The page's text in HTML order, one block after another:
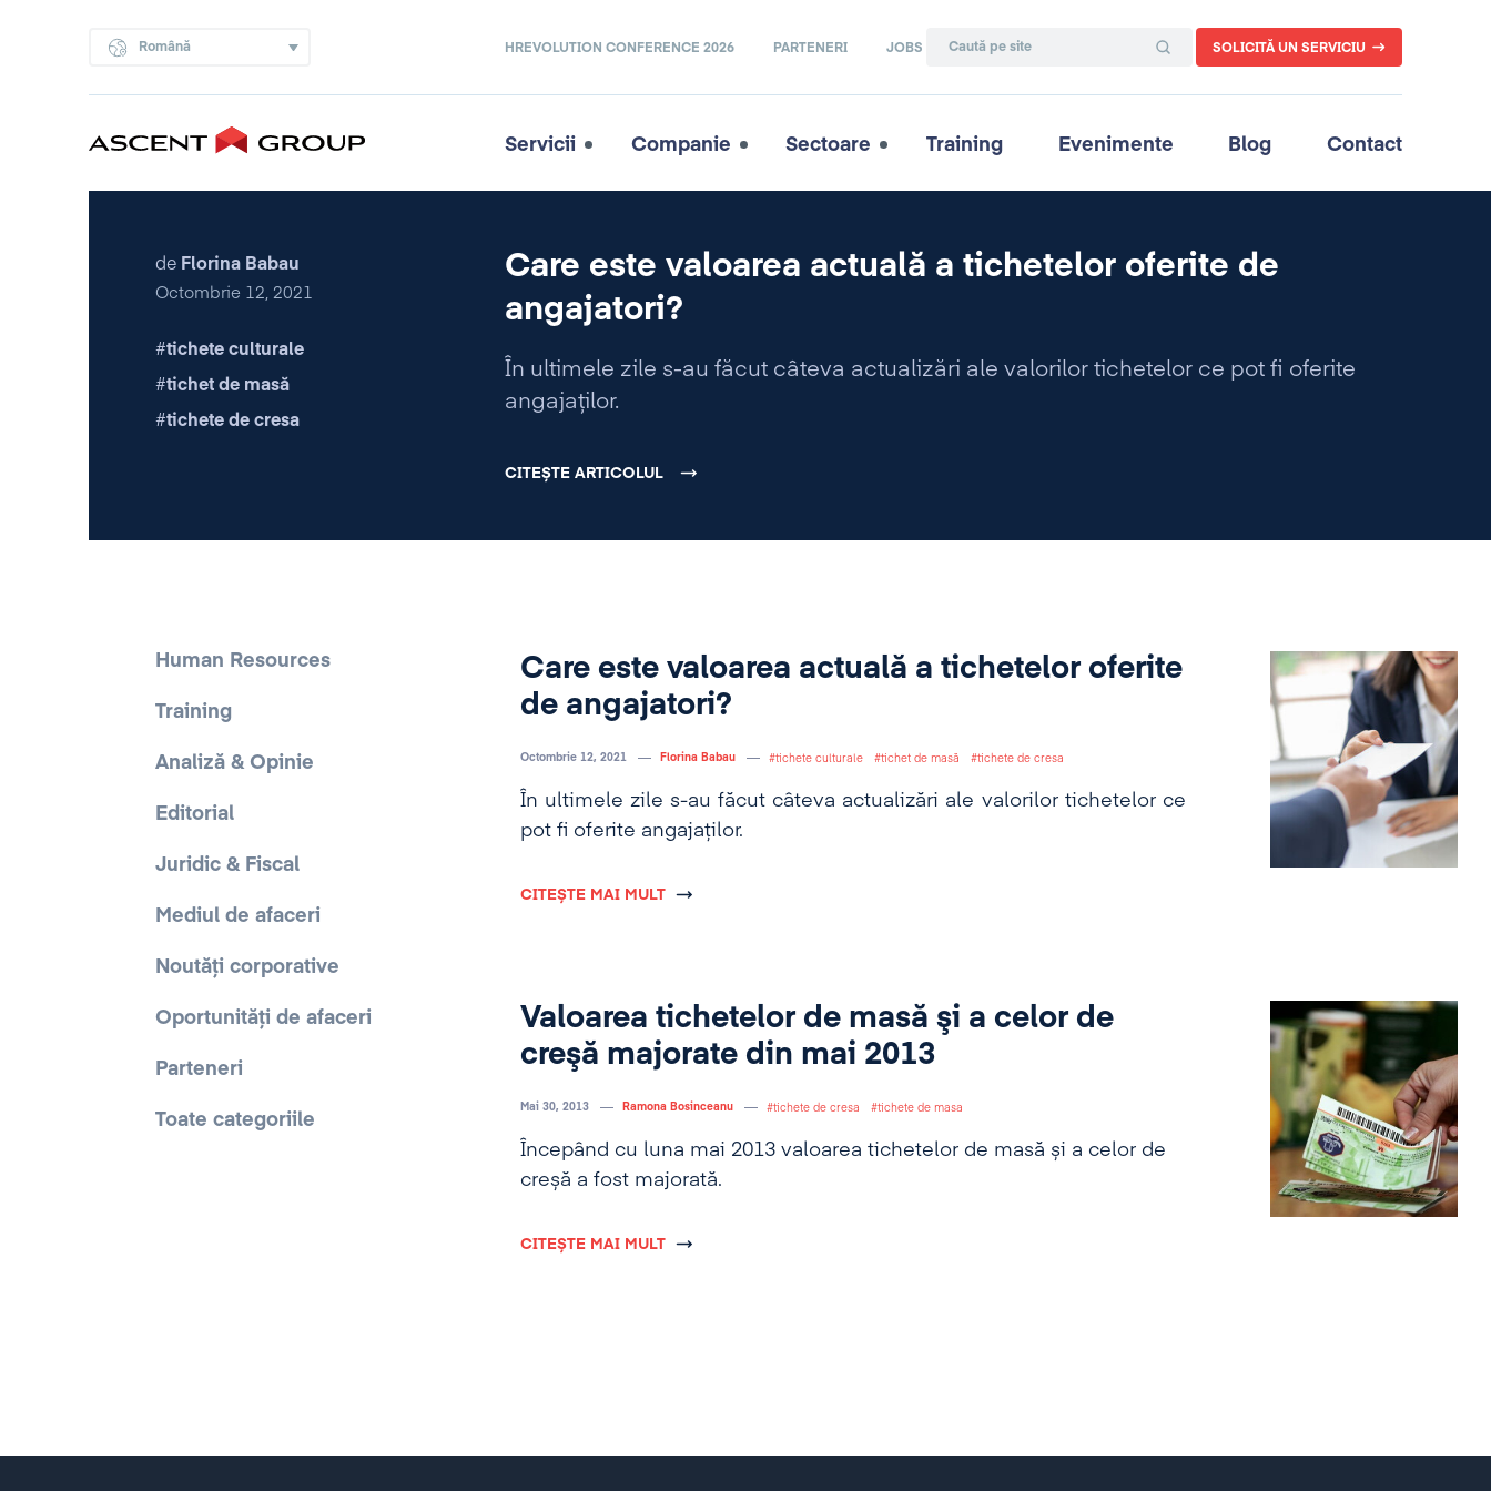
Română HREVOLUTION CONFERENCE 2026 PARTENERI JOBS SOLICITĂ UN SERVICIU
Servicii Companie Sectoare Training Evenimente Blog Contact
de Florina Babau
Octombrie 12, 2021
tichete culturale
tichet de masă
tichete de cresa
Care este valoarea actuală a tichetelor oferite de
angajatori?
În ultimele zile s-au făcut câteva actualizări ale valorilor tichetelor ce pot fi oferite
angajaților.
CITEȘTE ARTICOLUL
Human Resources
Training
Analiză & Opinie
Editorial
Juridic & Fiscal
Mediul de afaceri
Noutăți corporative
Oportunități de afaceri
Parteneri
Toate categoriile
Care este valoarea actuală a tichetelor oferite
de angajatori?
Octombrie 12, 2021 Florina Babau tichete culturale tichet de masă tichete de cresa
În ultimele zile s-au făcut câteva actualizări ale valorilor tichetelor ce
pot fi oferite angajaților.
CITEȘTE MAI MULT
Valoarea tichetelor de masă şi a celor de
creşă majorate din mai 2013
Mai 30, 2013 Ramona Bosinceanu tichete de cresa tichete de masa
Începând cu luna mai 2013 valoarea tichetelor de masă și a celor de
creșă a fost majorată.
CITEȘTE MAI MULT